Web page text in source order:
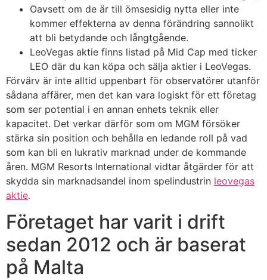
Oavsett om de är till ömsesidig nytta eller inte
kommer effekterna av denna förändring sannolikt
att bli betydande och långtgående.
LeoVegas aktie finns listad på Mid Cap med ticker
LEO där du kan köpa och sälja aktier i LeoVegas.
Förvärv är inte alltid uppenbart för observatörer utanför
sådana affärer, men det kan vara logiskt för ett företag
som ser potential i en annan enhets teknik eller
kapacitet. Det verkar därför som om MGM försöker
stärka sin position och behålla en ledande roll på vad
som kan bli en lukrativ marknad under de kommande
åren. MGM Resorts International vidtar åtgärder för att
skydda sin marknadsandel inom spelindustrin leovegas
aktie.
Företaget har varit i drift
sedan 2012 och är baserat
på Malta